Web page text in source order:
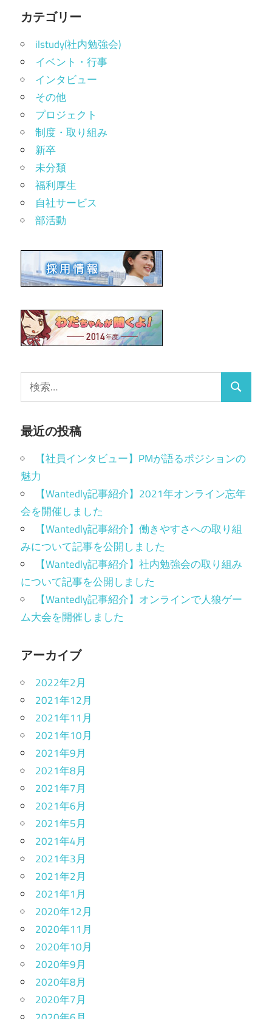
カテゴリー
ilstudy(社内勉強会)
イベント・行事
インタビュー
その他
プロジェクト
制度・取り組み
新卒
未分類
福利厚生
自社サービス
部活動
最近の投稿
【社員インタビュー】PMが語るポジションの
魅力
【Wantedly記事紹介】2021年オンライン忘年
会を開催しました
【Wantedly記事紹介】働きやすさへの取り組
みについて記事を公開しました
【Wantedly記事紹介】社内勉強会の取り組み
について記事を公開しました
【Wantedly記事紹介】オンラインで人狼ゲー
ム大会を開催しました
アーカイブ
2022年2月
2021年12月
2021年11月
2021年10月
2021年9月
2021年8月
2021年7月
2021年6月
2021年5月
2021年4月
2021年3月
2021年2月
2021年1月
2020年12月
2020年11月
2020年10月
2020年9月
2020年8月
2020年7月